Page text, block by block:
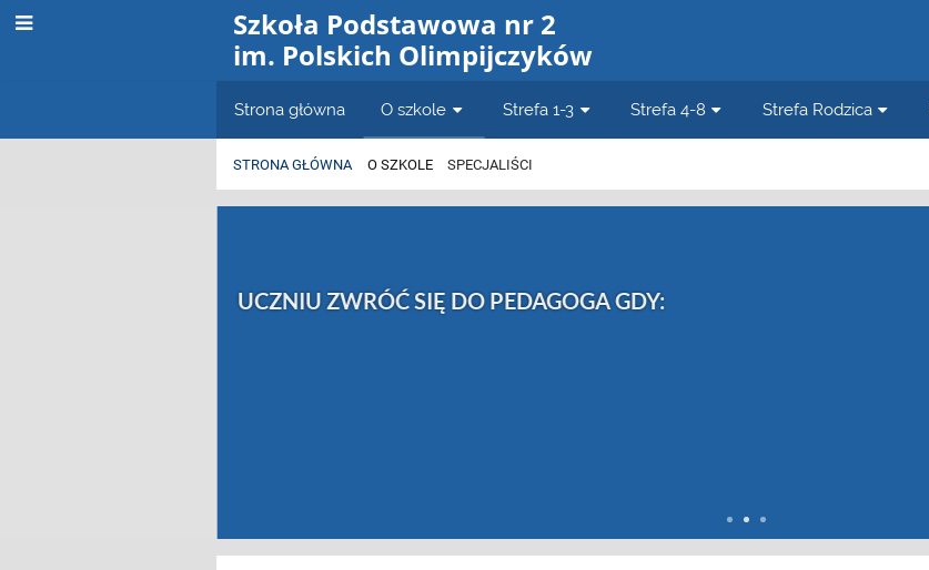
Szkoła Podstawowa nr 2
im. Polskich Olimpijczyków
Strona główna O szkole Strefa 1-3 Strefa 4-8 Strefa Rodzica
STRONA GŁÓWNA O SZKOLE SPECJALIŚCI
UCZNIU ZWRÓĆ SIĘ DO PEDAGOGA GDY: